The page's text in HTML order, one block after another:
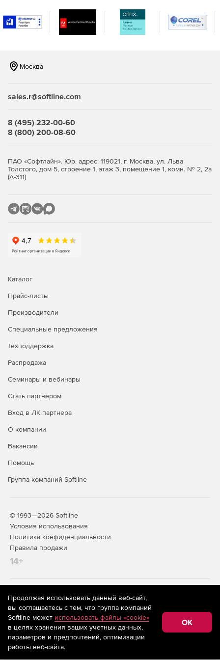
программными агентами RSA Authentication Agent сервер
RSA Authentication Manager образует комплексную
инфраструктуру двухфакторной аутентификации
web-приложений, программных решений для бизнеса и
Москва
sales.r@softline.com
8 (495) 232-00-60
8 (800) 200-08-60
ПАО «Софтлайн». Юр. адрес: 119021, г. Москва, ул. Льва
Толстого, дом 5, строение 1, этаж 3, помещение 1, комн. № 2, 2а
(А-311)
Каталог
Прайс-листы
Производители
Специальные предложения
Техподдержка
Распродажа
Семинары и вебинары
Стать партнером
Вход в ЛК партнера
О компании
Вакансии
Помощь
Группа компаний Softline
© 1993—2026 Softline
Условия использования
Политика конфиденциальности
Правила продажи
14+
На информационном ресурсе store.softline.ru применяются
рекомендательные технологии
(информационные технологии
предоставления информации на основе сбора,
систематизации и анализа сведений, относящихся к
предпочтениям пользователей сети «Интернет»,
находящихся на территории Российской Федерации)
Продолжая использовать данный веб-сайт,
вы соглашаетесь с тем, что группа компаний
Softline может использовать файлы «cookie»
в целях хранения ваших учетных данных,
параметров и предпочтений, оптимизации
работы веб-сайта.
OK